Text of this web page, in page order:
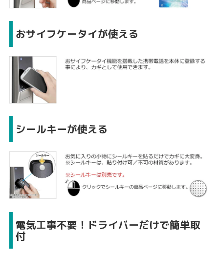
おサイフケータイが使える
シールキーが使える
電気工事不要！ドライバーだけで簡単取
付